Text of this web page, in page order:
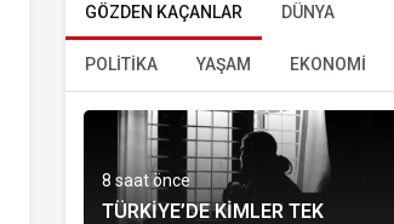
GÖZDEN KAÇANLAR DÜNYA
POLİTİKA YAŞAM EKONOMİ
8 saat önce
TÜRKIYE’DE KIMLER TEK